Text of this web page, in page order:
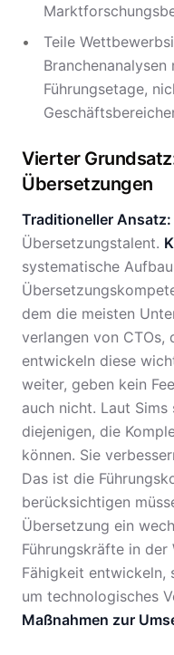
Teile
Führungsetage,
Vierter
Übersetzungen
Traditioneller Ansatz:
Übersetzungstalent.
systematische
dem die meisten
verlangen von CTOs,
entwickeln diese
weiter, geben kein
auch nicht. Laut
diejenigen, die
können. Sie
Das ist die
berücksichtigen
Übersetzung ein
Führungskräfte in
Fähigkeit entwickeln,
um technologisches
Maßnahmen zur